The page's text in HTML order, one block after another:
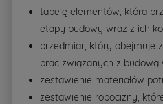
tabelę elementów, która
etapy budowy wraz z ich
przedmiar, który obejmuje
prac związanych z budową
zestawienie materiałów
zestawienie robocizny,